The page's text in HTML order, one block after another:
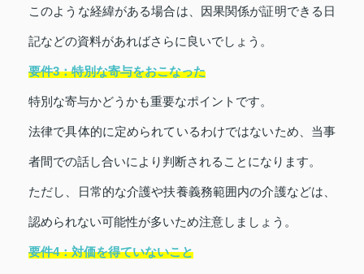
このような経緯がある場合は、因果関係が証明できる日
記などの資料があればさらに良いでしょう。
要件3：特別な寄与をおこなった
特別な寄与かどうかも重要なポイントです。
法律で具体的に定められているわけではないため、当事
者間での話し合いにより判断されることになります。
ただし、日常的な介護や扶養義務範囲内の介護などは、
認められない可能性が多いため注意しましょう。
要件4：対価を得ていないこと